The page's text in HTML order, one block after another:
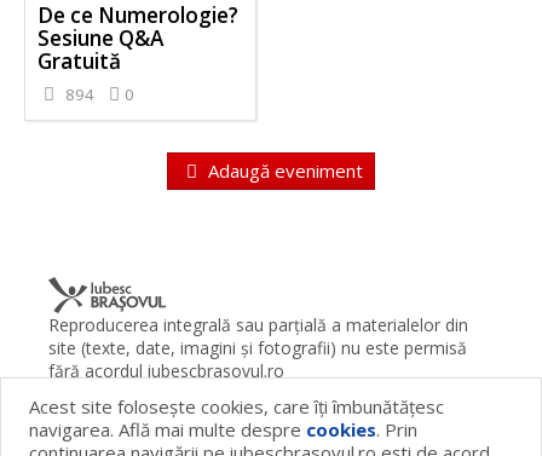
De ce Numerologie?
Sesiune Q&A
Gratuită
894 0
Adaugă eveniment
Reproducerea integrală sau parţială a materialelor din
site (texte, date, imagini şi fotografii) nu este permisă
fără acordul iubescbrasovul.ro
Termeni şi condiţii
Contact Despre proiect
FAQ
Cookies
Publicitate
Acest site foloseşte cookies, care îţi îmbunătăţesc
navigarea. Află mai multe despre cookies. Prin